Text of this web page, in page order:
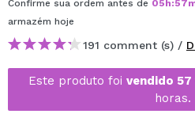
Confirme sua ordem antes de 05h:57
armazém hoje
191 comment (s) /
Este produto foi vendido 57
horas.